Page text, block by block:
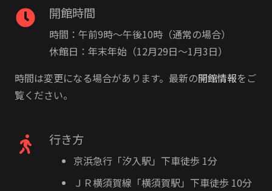
開館時間
時間：午前9時〜午後10時（通常の場合）
休館日：年末年始（12月29日〜1月3日）
時間は変更になる場合があります。最新の開館情報をご
覧ください。
行き方
京浜急行「汐入駅」下車徒歩 1分
ＪＲ横須賀線「横須賀駅」下車徒歩 10分